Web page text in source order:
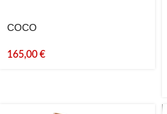
COCO
165,00 €